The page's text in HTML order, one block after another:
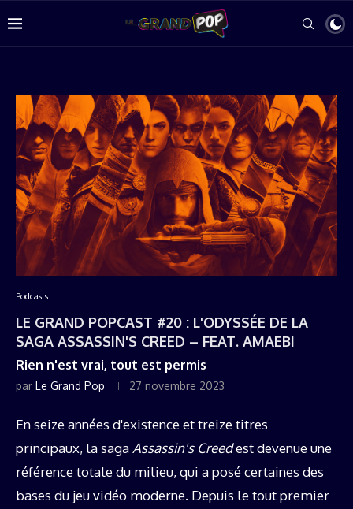
Podcasts
LE GRAND POPCAST #20 : L'ODYSSÉE DE LA
SAGA ASSASSIN'S CREED – FEAT. AMAEBI
Rien n'est vrai, tout est permis
par Le Grand Pop 27 novembre 2023
En seize années d'existence et treize titres
principaux, la saga Assassin's Creedest devenue une
référence totale du milieu, qui a posé certaines des
bases du jeu vidéo moderne. Depuis le tout premier